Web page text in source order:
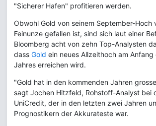
"Sicherer Hafen" profitieren werden.
Obwohl Gold von seinem September-Hoch
Feinunze gefallen ist, sind sich laut einer
Bloomberg acht von zehn Top-Analysten
dass Gold ein neues Allzeithoch am
Jahres erreichen wird.
"Gold hat in den kommenden Jahren
sagt Jochen Hitzfeld, Rohstoff-Analyst bei
UniCredit, der in den letzten zwei Jahren
Prognostikern der Akkurateste war.